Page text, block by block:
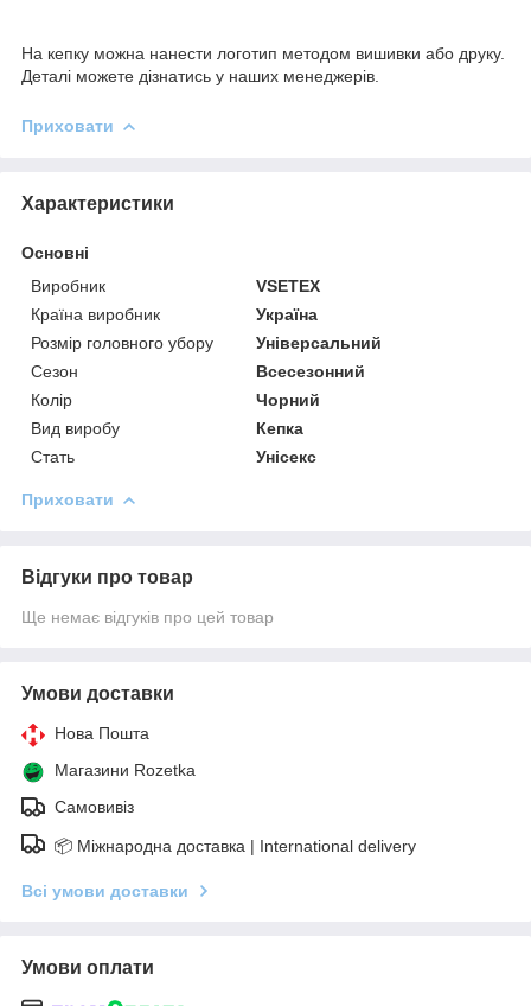
На кепку можна нанести логотип методом вишивки або друку.
Деталі можете дізнатись у наших менеджерів.
Приховати
Характеристики
Основні
Виробник
VSETEX
Країна виробник
Україна
Розмір головного убору
Універсальний
Сезон
Всесезонний
Колір
Чорний
Вид виробу
Кепка
Стать
Унісекс
Приховати
Відгуки про товар
Ще немає відгуків про цей товар
Умови доставки
Нова Пошта
Магазини Rozetka
Самовивіз
📦 Міжнародна доставка | International delivery
Всі умови доставки
Умови оплати